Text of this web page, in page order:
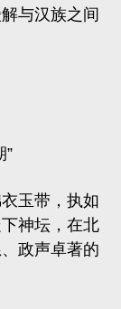
与汉族之间
”
玉带，执如
神坛，在北
政声卓著的